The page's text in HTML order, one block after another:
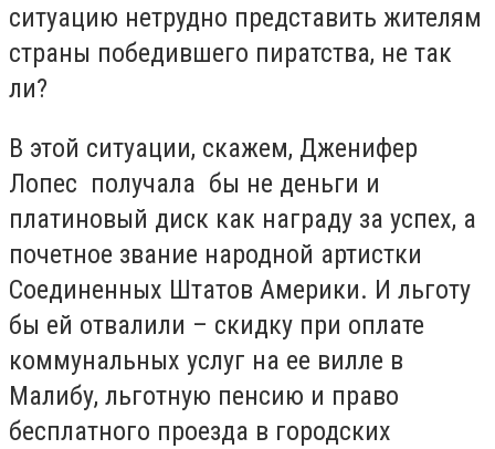
ситуацию нетрудно представить жителям
страны победившего пиратства, не так
ли?
В этой ситуации, скажем, Дженифер
Лопес получала бы не деньги и
платиновый диск как награду за успех, а
почетное звание народной артистки
Соединенных Штатов Америки. И льготу
бы ей отвалили – скидку при оплате
коммунальных услуг на ее вилле в
Малибу, льготную пенсию и право
бесплатного проезда в городских